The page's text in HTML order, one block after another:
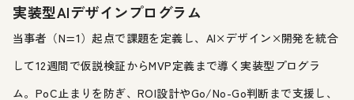
実装型AIデザインプログラム
当事者（N=1）起点で課題を定義し、AI×デザイン×開発を統合
して12週間で仮説検証からMVP定義まで導く実装型プログラ
ム。PoC止まりを防ぎ、ROI設計やGo/No-Go判断まで支援し、